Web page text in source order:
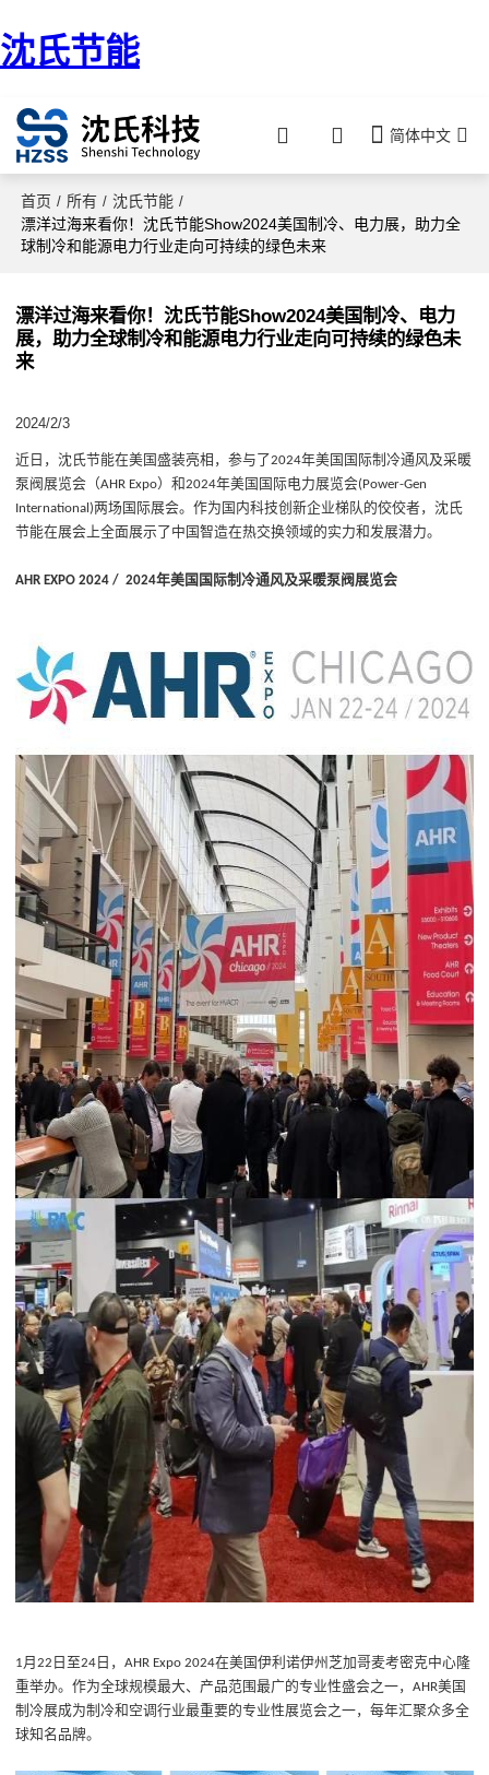
沈氏节能
简体中文
首页 / 所有 / 沈氏节能 /
漂洋过海来看你！沈氏节能Show2024美国制冷、电力展，助力全
球制冷和能源电力行业走向可持续的绿色未来
漂洋过海来看你！沈氏节能Show2024美国制冷、电力
展，助力全球制冷和能源电力行业走向可持续的绿色未
来
2024/2/3
近日，沈氏节能在美国盛装亮相，参与了2024年美国国际制冷通风及采暖
泵阀展览会（AHR Expo）和2024年美国国际电力展览会(Power-Gen
International)两场国际展会。作为国内科技创新企业梯队的佼佼者，沈氏
节能在展会上全面展示了中国智造在热交换领域的实力和发展潜力。
AHR EXPO 2024 /2024年美国国际制冷通风及采暖泵阀展览会
1月22 日至24 日，AHR Expo 2024在美国伊利诺伊州芝加哥麦考密克中心隆
重举办。作为全球规模最大、产品范围最广的专业性盛会之一，AHR美国
制冷展成为制冷和空调行业最重要的专业性展览会之一，每年汇聚众多全
球知名品牌。